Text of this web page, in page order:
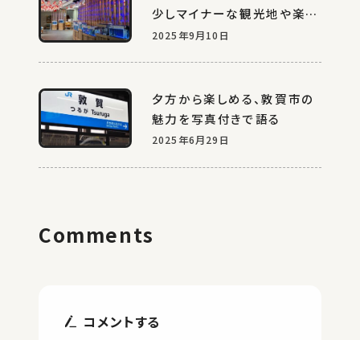
少しマイナーな観光地や楽し
い地元スポット10選
2025年9月10日
夕方から楽しめる、敦賀市の
魅力を写真付きで語る
2025年6月29日
Comments
コメントする